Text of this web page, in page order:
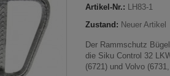
Artikel-Nr.: LH83-1
Zustand: Neuer Artikel
Der Rammschutz
die Siku Control 32
(6721) und Volvo